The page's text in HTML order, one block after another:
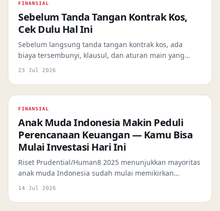
FINANSIAL
Sebelum Tanda Tangan Kontrak Kos,
Cek Dulu Hal Ini
Sebelum langsung tanda tangan kontrak kos, ada
biaya tersembunyi, klausul, dan aturan main yang
wajib dicek dulu biar keuangan dan ketenangan tetap
23 Jul 2026
FINANSIAL
Anak Muda Indonesia Makin Peduli
Perencanaan Keuangan — Kamu Bisa
Mulai Investasi Hari Ini
Riset Prudential/Human8 2025 menunjukkan mayoritas
anak muda Indonesia sudah mulai memikirkan
perencanaan keuangan. Kalau kamu ingin melangkah
dilakukan sekarang juga — mulai dari Rp10.000.
14 Jul 2026